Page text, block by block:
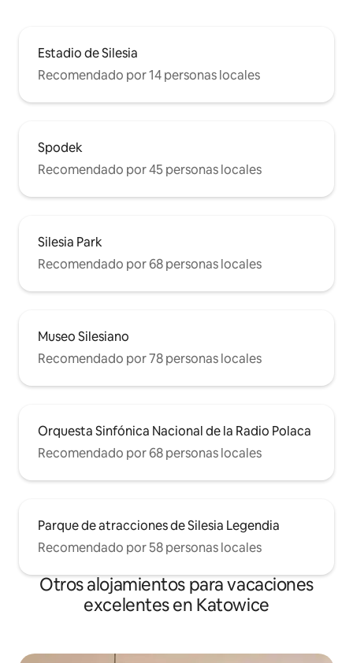
Estadio de Silesia
Recomendado por 14 personas locales
Spodek
Recomendado por 45 personas locales
Silesia Park
Recomendado por 68 personas locales
Museo Silesiano
Recomendado por 78 personas locales
Orquesta Sinfónica Nacional de la Radio Polaca
Recomendado por 68 personas locales
Parque de atracciones de Silesia Legendia
Recomendado por 58 personas locales
Otros alojamientos para vacaciones
excelentes en Katowice